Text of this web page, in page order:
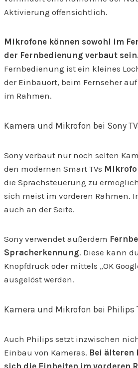
Aktivierung offensichtlich.
Mikrofone können sowohl im
der Fernbedienung verbaut
Fernbedienung ist ein kleines
der Einbauort, beim Fernseher
im Rahmen.
Kamera und Mikrofon bei Sony
Sony verbaut nur noch selten
den modernen Smart TVs
die Sprachsteuerung zu
sich meist im vorderen Rahmen.
auch an der Seite.
Sony verwendet außerdem
Spracherkennung. Diese kann
Knopfdruck oder mittels „OK
ausgelöst werden.
Kamera und Mikrofon bei Philips
Auch Philips setzt inzwischen
Einbau von Kameras. Bei älteren